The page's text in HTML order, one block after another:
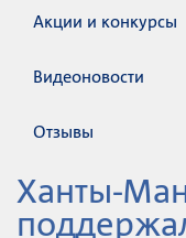
Акции и конкурсы
Видеоновости
Отзывы
Ханты-